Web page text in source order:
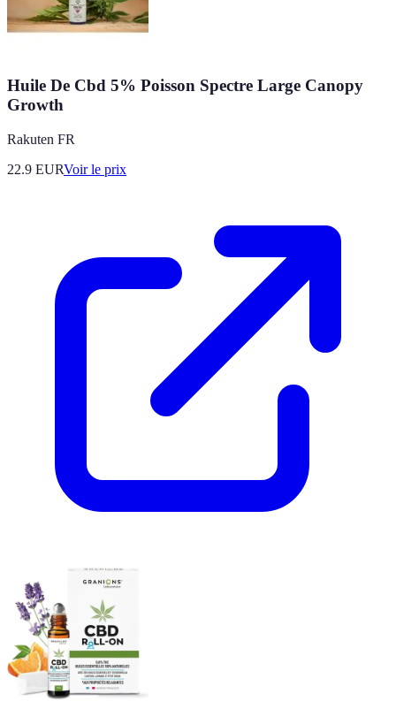
Huile De Cbd 5% Poisson Spectre Large Canopy
Growth
Rakuten FR
22.9 EURVoir le prix